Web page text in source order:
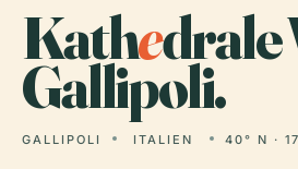
Kathedrale
Gallipoli.
GALLIPOLI ITALIEN 40° N ·